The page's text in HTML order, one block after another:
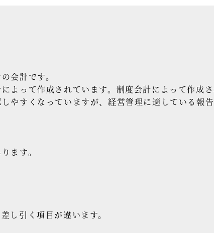
会計です。
よって作成されています。制度会計によって作成
やすくなっていますが、経営管理に適している報
ます。
し引く項目が違います。